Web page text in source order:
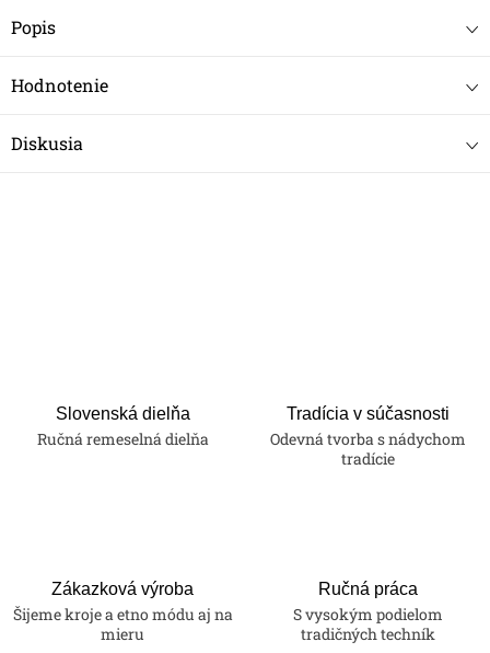
Popis
Hodnotenie
Diskusia
Slovenská dielňa
Ručná remeselná dielňa
Tradícia v súčasnosti
Odevná tvorba s nádychom
tradície
Zákazková výroba
Šijeme kroje a etno módu aj na
mieru
Ručná práca
S vysokým podielom
tradičných techník